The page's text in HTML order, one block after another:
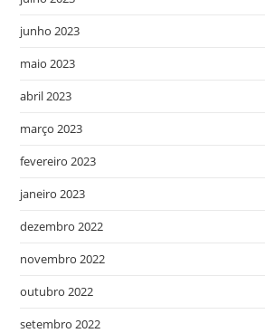
junho 2023
maio 2023
abril 2023
março 2023
fevereiro 2023
janeiro 2023
dezembro 2022
novembro 2022
outubro 2022
setembro 2022